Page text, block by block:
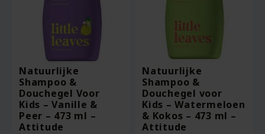
Natuurlijke
Shampoo &
Douchegel Voor
Kids – Vanille &
Peer – 473 ml –
Attitude
Natuurlijke
Shampoo &
Douchegel voor
Kids – Watermeloen
& Kokos – 473 ml –
Attitude